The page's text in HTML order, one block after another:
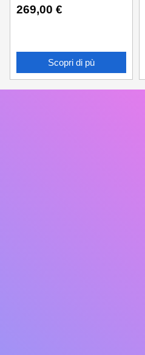
269,00 €
Scopri di pù